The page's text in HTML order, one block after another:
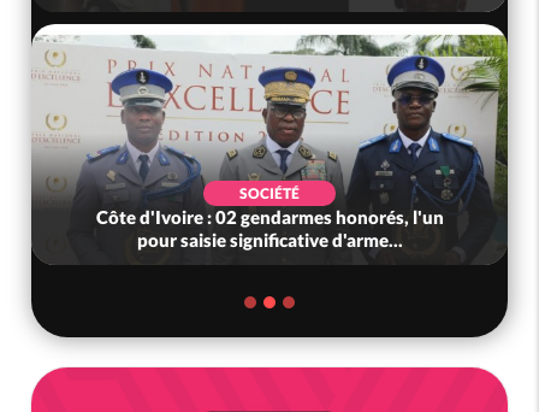
SOCIÉTÉ
Côte d'Ivoire : 02 gendarmes honorés, l'un
pour saisie significative d'arme...